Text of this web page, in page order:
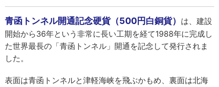
青函トンネル開通記念硬貨（500円白銅貨） は、建設
開始から36年という非常に長い工期を経て1988年に完成し
た世界最長の「青函トンネル」開通を記念して発行されま
した。
表面は青函トンネルと津軽海峡を飛ぶかもめ、裏面は北海